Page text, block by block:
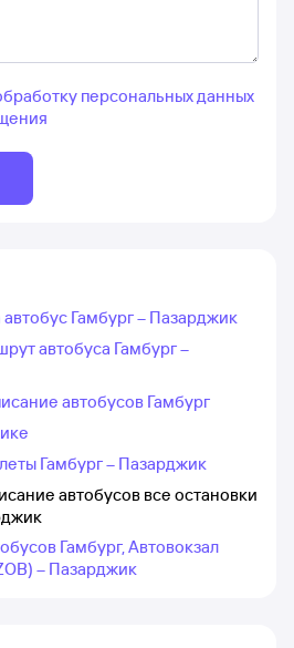
персональных данных
Гамбург – Пазарджик
автобуса Гамбург –
автобусов Гамбург
Гамбург – Пазарджик
автобусов все остановки
Гамбург, Автовокзал
– Пазарджик